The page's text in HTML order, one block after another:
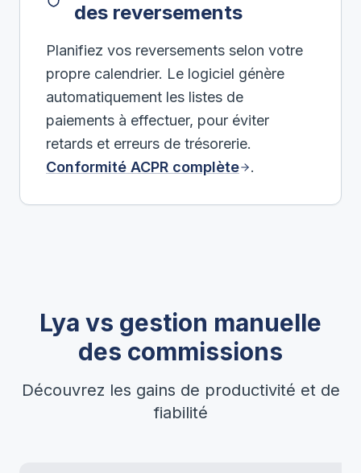
des reversements
Planifiez vos reversements selon votre
propre calendrier. Le logiciel génère
automatiquement les listes de
paiements à effectuer, pour éviter
retards et erreurs de trésorerie.
Conformité ACPR complète
.
Lya vs gestion manuelle
des commissions
Découvrez les gains de productivité et de
fiabilité